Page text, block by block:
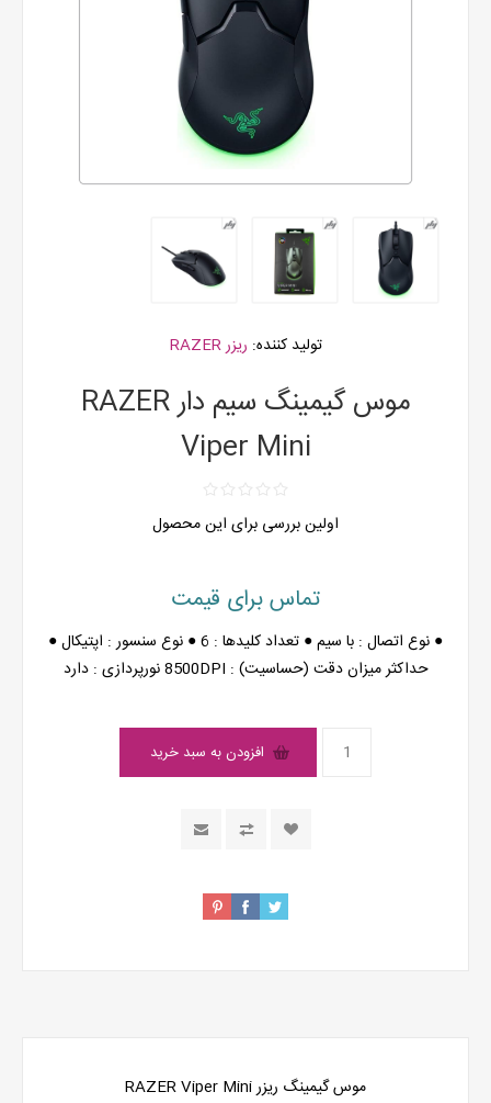
تولید کننده: ریزر RAZER
موس گیمینگ سیم دار RAZER
Viper Mini
اولین بررسی برای این محصول
تماس برای قیمت
● نوع اتصال : با سیم ● تعداد کلیدها : 6 ● نوع سنسور : اپتیکال ●
حداکثر میزان دقت (حساسیت) : 8500DPI نورپردازی : دارد
افزودن به سبد خرید
موس گیمینگ ریزر RAZER Viper Mini